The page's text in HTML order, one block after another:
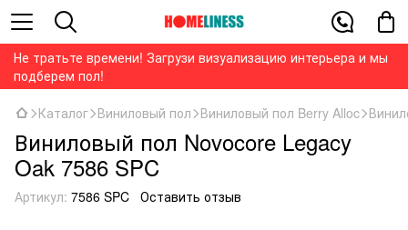
Не тратьте времени! Загрузи визуализацию интерьера и мы
подберем пол!
Каталог Виниловый пол Виниловый пол Berry Alloc
Виниловый пол Novocore Legacy
Oak 7586 SPC
Артикул: 7586 SPC Оставить отзыв